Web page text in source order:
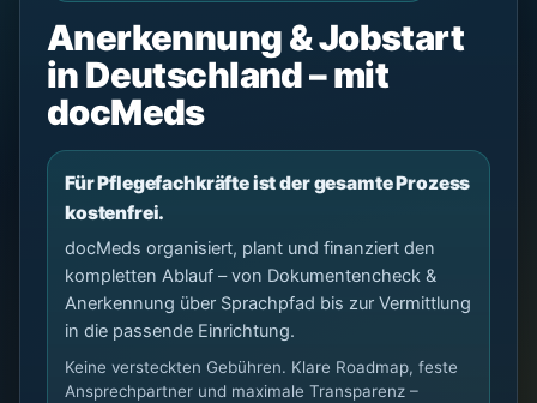
Anerkennung & Jobstart
in Deutschland – mit
docMeds
Für Pflegefachkräfte ist der gesamte Prozess
kostenfrei.
docMeds organisiert, plant und finanziert den
kompletten Ablauf – von Dokumentencheck &
Anerkennung über Sprachpfad bis zur Vermittlung
in die passende Einrichtung.
Keine versteckten Gebühren. Klare Roadmap, feste
Ansprechpartner und maximale Transparenz –